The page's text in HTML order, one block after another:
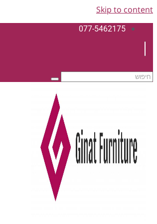
Skip to content
077-5462175